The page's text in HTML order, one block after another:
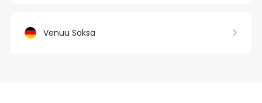
Venuu Saksa